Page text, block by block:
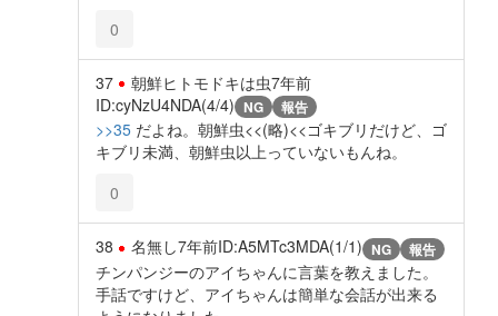
0
37 朝鮮ヒトモドキは虫7年前
ID:cyNzU4NDA(4/4) NG 報告
>>35 だよね。朝鮮虫<<(略)<<ゴキブリだけど、ゴ
キブリ未満、朝鮮虫以上っていないもんね。
0
38 名無し7年前ID:A5MTc3MDA(1/1) NG 報告
チンパンジーのアイちゃんに言葉を教えました。
手話ですけど、アイちゃんは簡単な会話が出来る